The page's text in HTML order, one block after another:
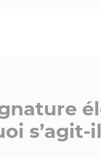
s’agit-